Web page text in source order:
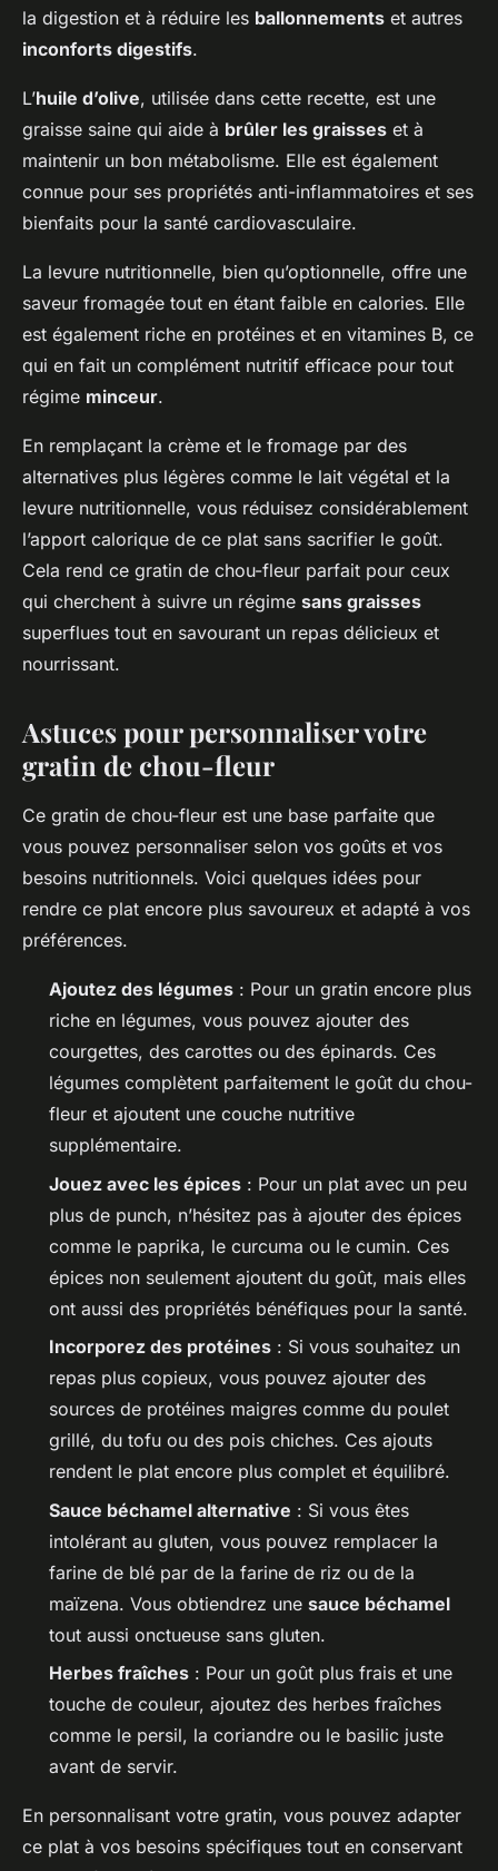
la digestion et à réduire les ballonnements et autres
inconforts digestifs.
L’huile d’olive, utilisée dans cette recette, est une
graisse saine qui aide à brûler les graisses et à
maintenir un bon métabolisme. Elle est également
connue pour ses propriétés anti-inflammatoires et ses
bienfaits pour la santé cardiovasculaire.
La levure nutritionnelle, bien qu’optionnelle, offre une
saveur fromagée tout en étant faible en calories. Elle
est également riche en protéines et en vitamines B, ce
qui en fait un complément nutritif efficace pour tout
régime minceur.
En remplaçant la crème et le fromage par des
alternatives plus légères comme le lait végétal et la
levure nutritionnelle, vous réduisez considérablement
l’apport calorique de ce plat sans sacrifier le goût.
Cela rend ce gratin de chou-fleur parfait pour ceux
qui cherchent à suivre un régime sans graisses
superflues tout en savourant un repas délicieux et
nourrissant.
Astuces pour personnaliser votre
gratin de chou-fleur
Ce gratin de chou-fleur est une base parfaite que
vous pouvez personnaliser selon vos goûts et vos
besoins nutritionnels. Voici quelques idées pour
rendre ce plat encore plus savoureux et adapté à vos
préférences.
Ajoutez des légumes : Pour un gratin encore plus
riche en légumes, vous pouvez ajouter des
courgettes, des carottes ou des épinards. Ces
légumes complètent parfaitement le goût du chou-
fleur et ajoutent une couche nutritive
supplémentaire.
Jouez avec les épices : Pour un plat avec un peu
plus de punch, n’hésitez pas à ajouter des épices
comme le paprika, le curcuma ou le cumin. Ces
épices non seulement ajoutent du goût, mais elles
ont aussi des propriétés bénéfiques pour la santé.
Incorporez des protéines : Si vous souhaitez un
repas plus copieux, vous pouvez ajouter des
sources de protéines maigres comme du poulet
grillé, du tofu ou des pois chiches. Ces ajouts
rendent le plat encore plus complet et équilibré.
Sauce béchamel alternative : Si vous êtes
intolérant au gluten, vous pouvez remplacer la
farine de blé par de la farine de riz ou de la
maïzena. Vous obtiendrez une sauce béchamel
tout aussi onctueuse sans gluten.
Herbes fraîches : Pour un goût plus frais et une
touche de couleur, ajoutez des herbes fraîches
comme le persil, la coriandre ou le basilic juste
avant de servir.
En personnalisant votre gratin, vous pouvez adapter
ce plat à vos besoins spécifiques tout en conservant